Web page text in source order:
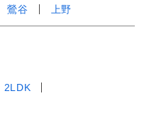
鶯谷 上野
2LDK